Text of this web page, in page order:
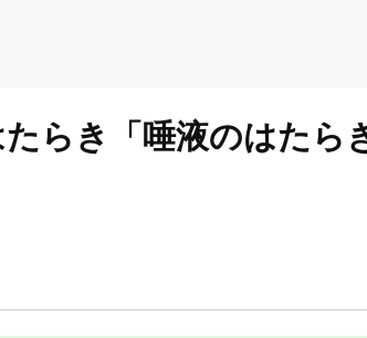
らき「唾液のはたら